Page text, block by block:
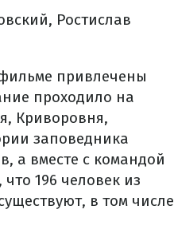
Ростислав
привлечены
проходило на
Криворовня,
заповедника
а вместе с командой
196 человек из
в том числе